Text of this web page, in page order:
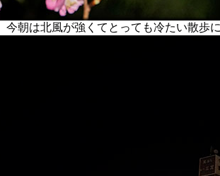
今朝は北風が強くてとっても冷たい散歩